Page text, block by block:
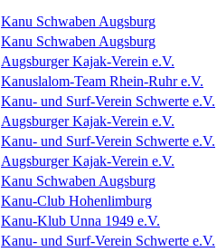
Kanu Schwaben Augsburg
Kanu Schwaben Augsburg
Augsburger Kajak-Verein e.V.
Kanuslalom-Team Rhein-Ruhr e.V.
Kanu- und Surf-Verein Schwerte e.V.
Augsburger Kajak-Verein e.V.
Kanu- und Surf-Verein Schwerte e.V.
Augsburger Kajak-Verein e.V.
Kanu Schwaben Augsburg
Kanu-Club Hohenlimburg
Kanu-Klub Unna 1949 e.V.
Kanu- und Surf-Verein Schwerte e.V.